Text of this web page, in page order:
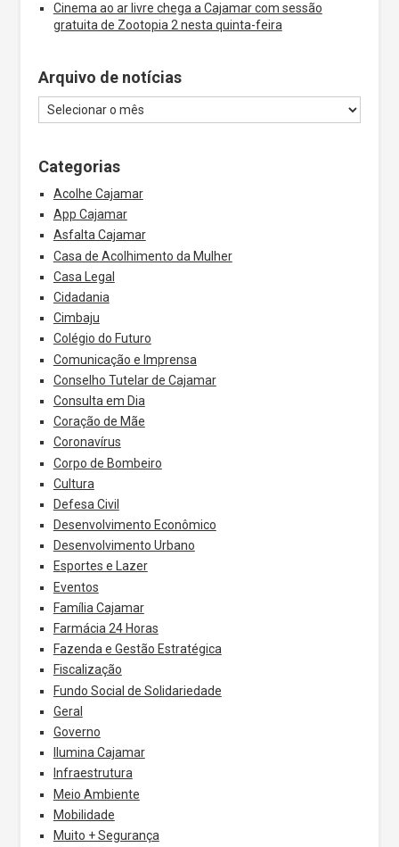
Cinema ao ar livre chega a Cajamar com sessão
gratuita de Zootopia 2 nesta quinta-feira
Arquivo de notícias
Categorias
Acolhe Cajamar
App Cajamar
Asfalta Cajamar
Casa de Acolhimento da Mulher
Casa Legal
Cidadania
Cimbaju
Colégio do Futuro
Comunicação e Imprensa
Conselho Tutelar de Cajamar
Consulta em Dia
Coração de Mãe
Coronavírus
Corpo de Bombeiro
Cultura
Defesa Civil
Desenvolvimento Econômico
Desenvolvimento Urbano
Esportes e Lazer
Eventos
Família Cajamar
Farmácia 24 Horas
Fazenda e Gestão Estratégica
Fiscalização
Fundo Social de Solidariedade
Geral
Governo
Ilumina Cajamar
Infraestrutura
Meio Ambiente
Mobilidade
Muito + Segurança